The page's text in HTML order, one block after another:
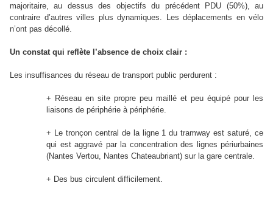
majoritaire, au dessus des objectifs du précédent PDU (50%), au
contraire d’autres villes plus dynamiques. Les déplacements en vélo
n’ont pas décollé.
Un constat qui reflète l’absence de choix clair :
Les insuffisances du réseau de transport public perdurent :
+ Réseau en site propre peu maillé et peu équipé pour les
liaisons de périphérie à périphérie.
+ Le tronçon central de la ligne 1 du tramway est saturé, ce
qui est aggravé par la concentration des lignes périurbaines
(Nantes Vertou, Nantes Chateaubriant) sur la gare centrale.
+ Des bus circulent difficilement.